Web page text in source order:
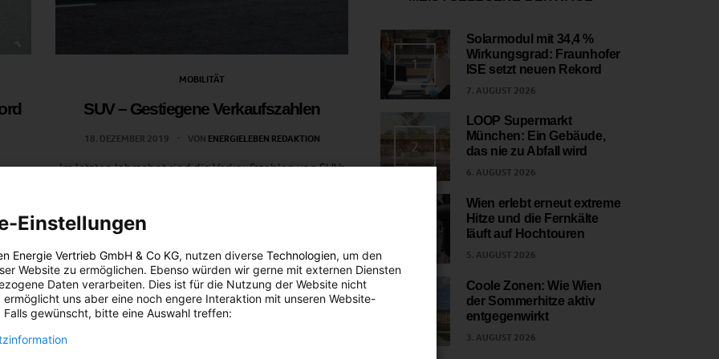
MOBILITÄT
SUV – Gestiegene Verkaufszahlen
18. DEZEMBER 2019 VON ENERGIELEBEN REDAKTION
Im letzten Jahrzehnt sind die Verkaufszahlen von SUVs
BEITRAG ANSEHEN
TEILEN
1
Solarmodul mit 34,4 %
Wirkungsgrad: Fraunhofer
ISE setzt neuen Rekord
7. AUGUST 2026
2
LOOP Supermarkt
München: Ein Gebäude,
das nie zu Abfall wird
6. AUGUST 2026
Wien erlebt erneut extreme
Hitze und die Fernkälte
läuft auf Hochtouren
5. AUGUST 2026
Coole Zonen: Wie Wien
der Sommerhitze aktiv
entgegenwirkt
3. AUGUST 2026
Einstellungen
Energie Vertrieb GmbH & Co KG, nutzen diverse Technologien, um den
Website zu ermöglichen. Ebenso würden wir gerne mit externen Diensten
Daten verarbeiten. Dies ist für die Nutzung der Website nicht
uns aber eine noch engere Interaktion mit unseren Website-
Falls gewünscht, bitte eine Auswahl treffen: